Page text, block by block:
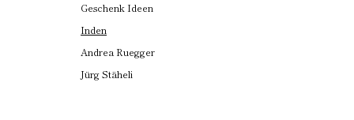
Geschenk Ideen
Inden
Andrea Ruegger
Jürg Stäheli